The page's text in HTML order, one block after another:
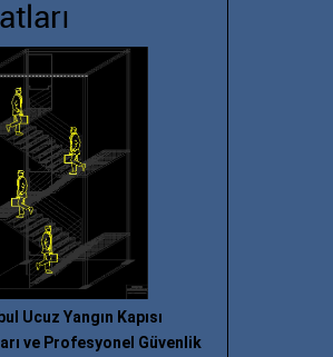
Ucuz Yangın Kapısı
ve Profesyonel Güvenlik